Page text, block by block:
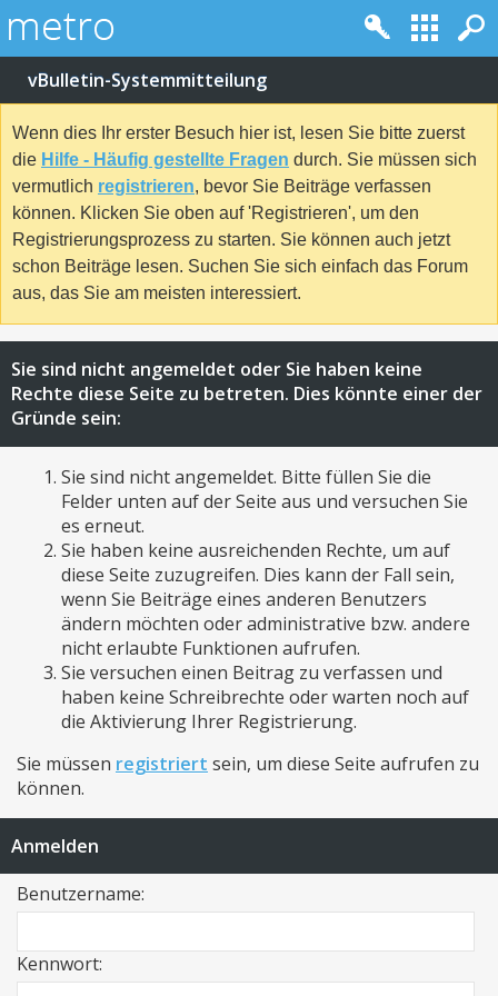
vBulletin-Systemmitteilung
Wenn dies Ihr erster Besuch hier ist, lesen Sie bitte zuerst
die Hilfe - Häufig gestellte Fragen durch. Sie müssen sich
vermutlich registrieren, bevor Sie Beiträge verfassen
können. Klicken Sie oben auf 'Registrieren', um den
Registrierungsprozess zu starten. Sie können auch jetzt
schon Beiträge lesen. Suchen Sie sich einfach das Forum
aus, das Sie am meisten interessiert.
Sie sind nicht angemeldet oder Sie haben keine
Rechte diese Seite zu betreten. Dies könnte einer der
Gründe sein:
Sie sind nicht angemeldet. Bitte füllen Sie die
Felder unten auf der Seite aus und versuchen Sie
es erneut.
Sie haben keine ausreichenden Rechte, um auf
diese Seite zuzugreifen. Dies kann der Fall sein,
wenn Sie Beiträge eines anderen Benutzers
ändern möchten oder administrative bzw. andere
nicht erlaubte Funktionen aufrufen.
Sie versuchen einen Beitrag zu verfassen und
haben keine Schreibrechte oder warten noch auf
die Aktivierung Ihrer Registrierung.
Sie müssen registriert sein, um diese Seite aufrufen zu
können.
Anmelden
Benutzername:
Kennwort: